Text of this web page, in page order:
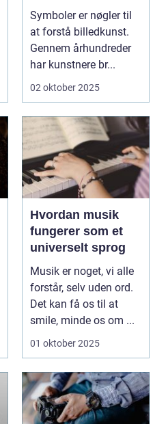
billedkunst
Symboler er nøgler til
at forstå billedkunst.
Gennem århundreder
har kunstnere br...
02 oktober 2025
Hvordan musik
fungerer som et
universelt sprog
Musik er noget, vi alle
forstår, selv uden ord.
Det kan få os til at
smile, minde os om ...
01 oktober 2025